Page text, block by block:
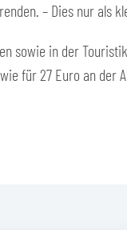
– Dies nur als
sowie in der
für 27 Euro an der